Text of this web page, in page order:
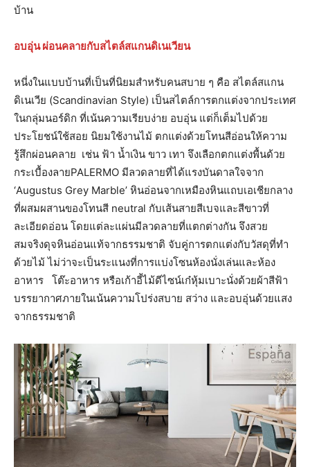
บ้าน
อบอุ่น ผ่อนคลายกับสไตล์สแกนดิเนเวียน
หนี่งในแบบบ้านที่เป็นที่นิยมสำหรับคนสบาย ๆ คือ สไตล์สแกน
ดิเนเวีย (Scandinavian Style) เป็นสไตล์การตกแต่งจากประเทศ
ในกลุ่มนอร์ดิก ที่เน้นความเรียบง่าย อบอุ่น แต่ก็เต็มไปด้วย
ประโยชน์ใช้สอย นิยมใช้งานไม้ ตกแต่งด้วยโทนสีอ่อนให้ความ
รู้สึกผ่อนคลาย เช่น ฟ้า น้ำเงิน ขาว เทา จึงเลือกตกแต่งพื้นด้วย
กระเบื้องลายPALERMO มีลวดลายที่ได้แรงบันดาลใจจาก
‘Augustus Grey Marble’ หินอ่อนจากเหมืองหินแถบเอเชียกลาง
ที่ผสมผสานของโทนสี neutral กับเส้นสายสีเบจและสีขาวที่
ละเอียดอ่อน โดยแต่ละแผ่นมีลวดลายที่แตกต่างกัน จึงสวย
สมจริงดุจหินอ่อนแท้จากธรรมชาติ จับคู่การตกแต่งกับวัสดุที่ทำ
ด้วยไม้ ไม่ว่าจะเป็นระแนงที่การแบ่งโซนห้องนั่งเล่นและห้อง
อาหาร โต๊ะอาหาร หรือเก้าอี้ไม้ดีไซน์เก๋หุ้มเบาะนั่งด้วยผ้าสีฟ้า
บรรยากาศภายในเน้นความโปร่งสบาย สว่าง และอบอุ่นด้วยแสง
จากธรรมชาติ